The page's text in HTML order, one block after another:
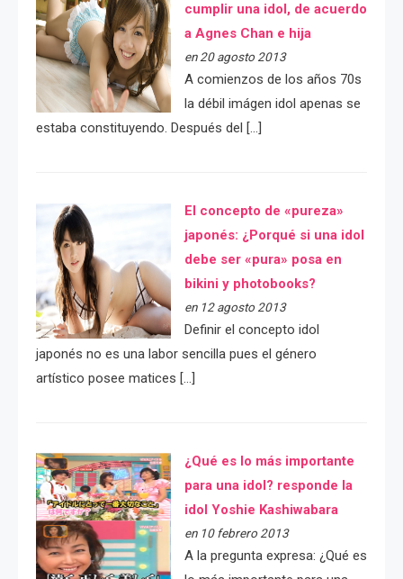
cumplir una idol, de acuerdo
a Agnes Chan e hija
en 20 agosto 2013
A comienzos de los años 70s
la débil imágen idol apenas se
estaba constituyendo. Después del […]
El concepto de «pureza»
japonés: ¿Porqué si una idol
debe ser «pura» posa en
bikini y photobooks?
en 12 agosto 2013
Definir el concepto idol
japonés no es una labor sencilla pues el género
artístico posee matices […]
¿Qué es lo más importante
para una idol? responde la
idol Yoshie Kashiwabara
en 10 febrero 2013
A la pregunta expresa: ¿Qué es